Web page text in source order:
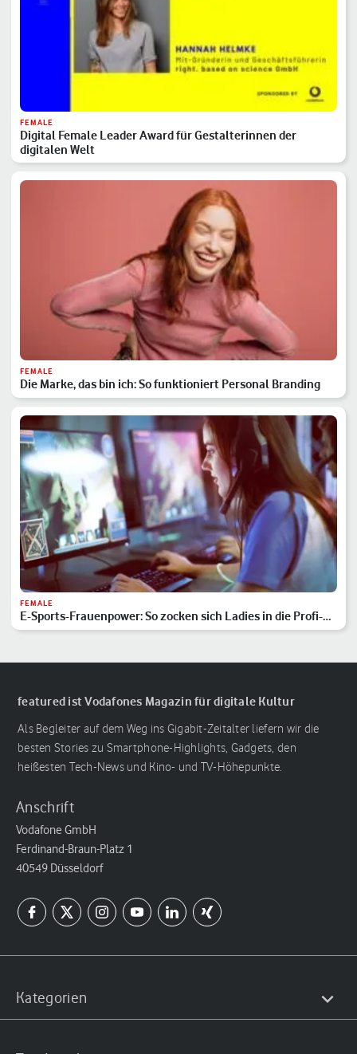
FEMALE
Digital Female Leader Award für Gestalterinnen der
digitalen Welt
FEMALE
Die Marke, das bin ich: So funktioniert Personal Branding
FEMALE
E-Sports-Frauenpower: So zocken sich Ladies in die Profi-
Liga
featured ist Vodafones Magazin für digitale Kultur
Als Begleiter auf dem Weg ins Gigabit-Zeitalter liefern wir die
besten Stories zu Smartphone-Highlights, Gadgets, den
heißesten Tech-News und Kino- und TV-Höhepunkte.
Anschrift
Vodafone GmbH
Ferdinand-Braun-Platz 1
40549 Düsseldorf
Kategorien